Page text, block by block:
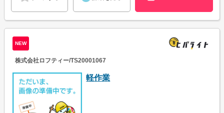
NEW
株式会社ロフティー/TS20001067
軽作業